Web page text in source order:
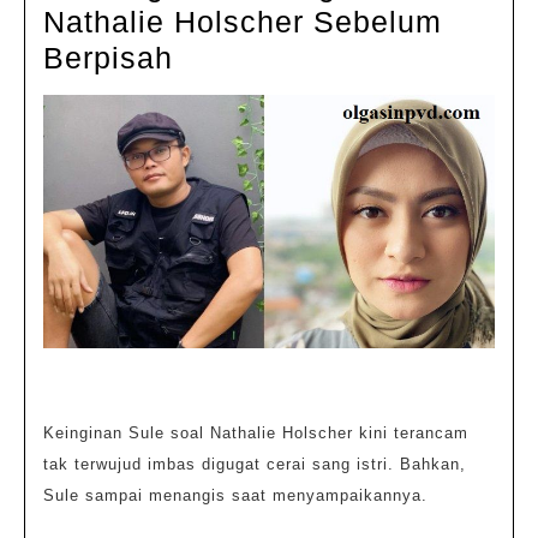
2022
Nathalie Holscher Sebelum
Berpisah
Ingin
Tua
dengan
Nathalie
Holscher
Sebelum
Berpisah
Keinginan Sule soal Nathalie Holscher kini terancam
tak terwujud imbas digugat cerai sang istri. Bahkan,
Sule sampai menangis saat menyampaikannya.